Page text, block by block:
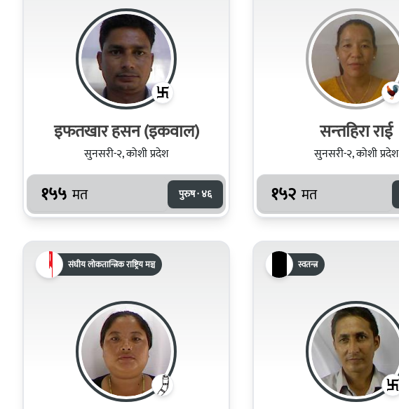
इफतखार हसन (इकवाल)
सुनसरी-२, कोशी प्रदेश
१५५ मत पुरुष · ४६
सन्‍तहिरा राई
सुनसरी-२, कोशी प्रदेश
१५२ मत
संघीय लोकतान्त्रिक राष्ट्रिय मञ्च स्वतन्त्र